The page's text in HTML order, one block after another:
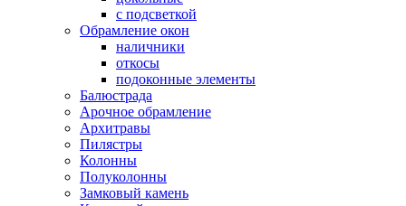
с подсветкой
Обрамление окон
наличники
откосы
подоконные элементы
Балюстрада
Арочное обрамление
Архитравы
Пилястры
Колонны
Полуколонны
Замковый камень